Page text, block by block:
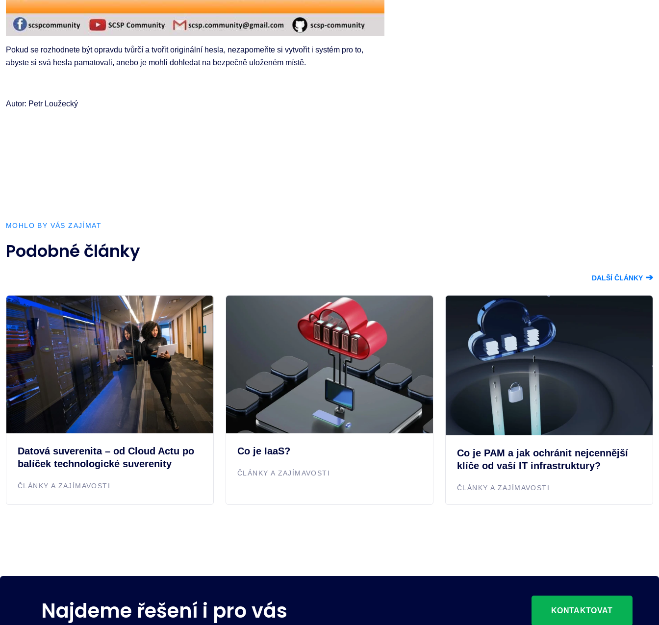
Pokud se rozhodnete být opravdu tvůrčí a tvořit originální hesla, nezapomeňte si vytvořit i systém pro to,
abyste si svá hesla pamatovali, anebo je mohli dohledat na bezpečně uloženém místě.
Autor: Petr Loužecký
MOHLO BY VÁS ZAJÍMAT
Podobné články
DALŠÍ ČLÁNKY ➔
Datová suverenita – od Cloud Actu po
balíček technologické suverenity
ČLÁNKY A ZAJÍMAVOSTI
Co je IaaS?
ČLÁNKY A ZAJÍMAVOSTI
Co je PAM a jak ochránit nejcennější
klíče od vaší IT infrastruktury?
ČLÁNKY A ZAJÍMAVOSTI
Najdeme řešení i pro vás KONTAKTOVAT